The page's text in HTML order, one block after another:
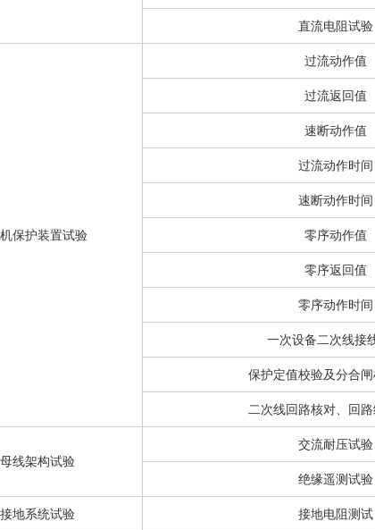
直流电阻试验
保护装置试验
过流动作值
过流返回值
速断动作值
过流动作时间
速断动作时间
零序动作值
零序返回值
零序动作时间
一次设备二次线接
保护定值校验及分合
二次线回路核对、回
母线架构试验
交流耐压试验
绝缘遥测试验
接地系统试验 接地电阻测试